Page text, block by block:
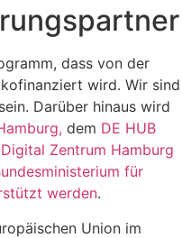
dass von der
wird. Wir sind
Darüber hinaus wird
dem DE HUB
Zentrum Hamburg
für
werden.
Union im